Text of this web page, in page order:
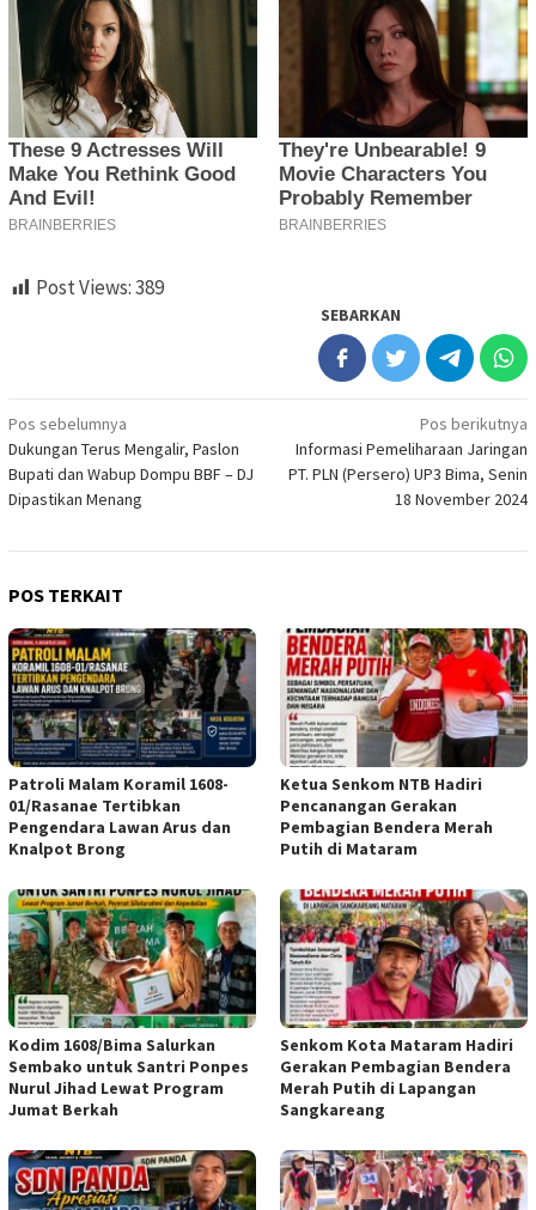
Post Views:389
SEBARKAN
Navigasi
pos
Pos sebelumnya
Dukungan Terus Mengalir, Paslon
Bupati dan Wabup Dompu BBF – DJ
Dipastikan Menang
Pos berikutnya
Informasi Pemeliharaan Jaringan
PT. PLN (Persero) UP3 Bima, Senin
18 November 2024
POS TERKAIT
Patroli Malam Koramil 1608-
01/Rasanae Tertibkan
Pengendara Lawan Arus dan
Knalpot Brong
Ketua Senkom NTB Hadiri
Pencanangan Gerakan
Pembagian Bendera Merah
Putih di Mataram
Kodim 1608/Bima Salurkan
Sembako untuk Santri Ponpes
Nurul Jihad Lewat Program
Jumat Berkah
Senkom Kota Mataram Hadiri
Gerakan Pembagian Bendera
Merah Putih di Lapangan
Sangkareang